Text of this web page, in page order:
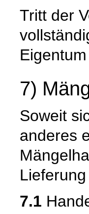
Tritt der
7)
Soweit
anderes
7.1